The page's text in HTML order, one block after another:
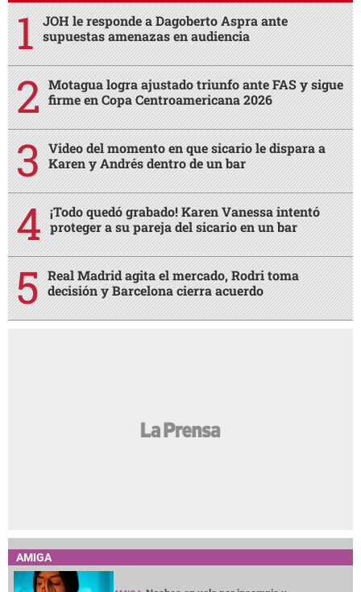
JOH le responde a Dagoberto Aspra ante
supuestas amenazas en audiencia
Motagua logra ajustado triunfo ante FAS y sigue
firme en Copa Centroamericana 2026
Video del momento en que sicario le dispara a
Karen y Andrés dentro de un bar
¡Todo quedó grabado! Karen Vanessa intentó
proteger a su pareja del sicario en un bar
Real Madrid agita el mercado, Rodri toma
decisión y Barcelona cierra acuerdo
AMIGA